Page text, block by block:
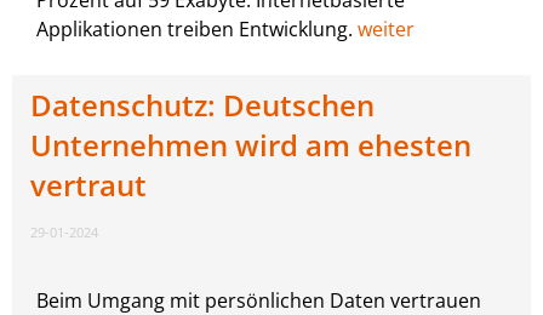
Applikationen treiben Entwicklung. weiter
Datenschutz: Deutschen
Unternehmen wird am ehesten
vertraut
29-01-2024
Beim Umgang mit persönlichen Daten vertrauen